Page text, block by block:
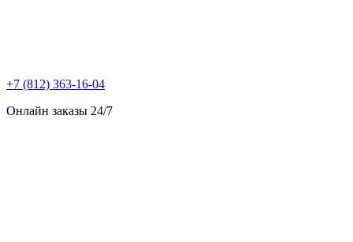
+7 (812) 363-16-04
Онлайн заказы 24/7